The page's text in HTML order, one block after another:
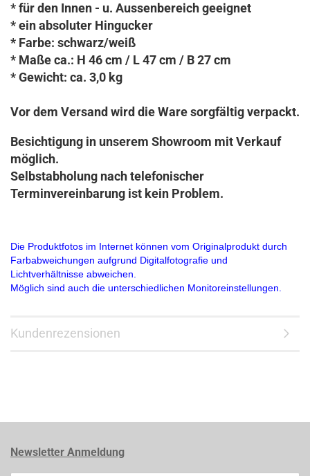
* für den Innen - u. Aussenbereich geeignet
* ein absoluter Hingucker
* Farbe: schwarz/weiß
* Maße ca.: H 46 cm / L 47 cm / B 27 cm
* Gewicht: ca. 3,0 kg
Vor dem Versand wird die Ware sorgfältig verpackt.
Besichtigung in unserem Showroom mit Verkauf
möglich.
Selbstabholung nach telefonischer
Terminvereinbarung ist kein Problem.
Die Produktfotos im Internet können vom Originalprodukt durch
Farbabweichungen aufgrund Digitalfotografie und
Lichtverhältnisse abweichen.
Möglich sind auch die unterschiedlichen Monitoreinstellungen.
Kundenrezensionen
Newsletter Anmeldung